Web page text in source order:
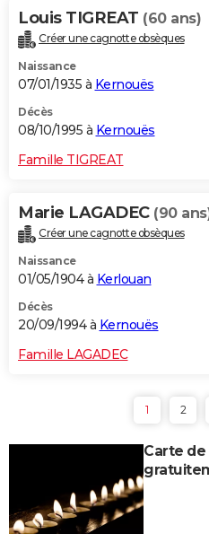
Louis TIGREAT (60 ans)
Créer une cagnotte obsèques
Naissance
07/01/1935 à Kernouës
Décès
08/10/1995 à Kernouës
Famille TIGREAT
Marie LAGADEC (90
Créer une cagnotte obsèques
Naissance
01/05/1904 à Kerlouan
Décès
20/09/1994 à Kernouës
Famille LAGADEC
1 2
Carte